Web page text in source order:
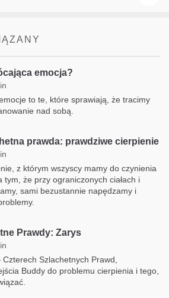
emocja?
to te, które sprawiają, że tracimy
nad sobą.
prawda: prawdziwe cierpienie
z którym wszyscy mamy do czynienia
tym, że przy ograniczonych ciałach i
sami bezustannie napędzamy i
Prawdy: Zarys
Szlachetnych Prawd,
Buddy do problemu cierpienia i tego,